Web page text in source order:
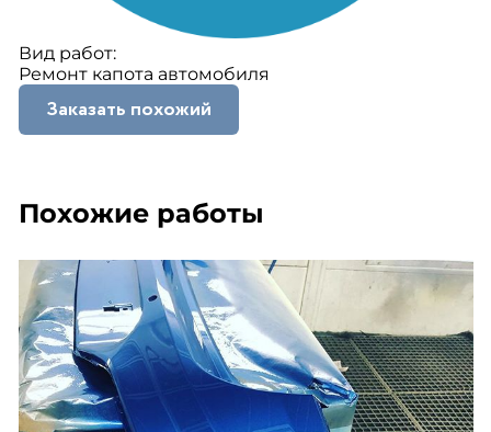
Вид работ:
Ремонт капота автомобиля
Заказать похожий
Похожие работы